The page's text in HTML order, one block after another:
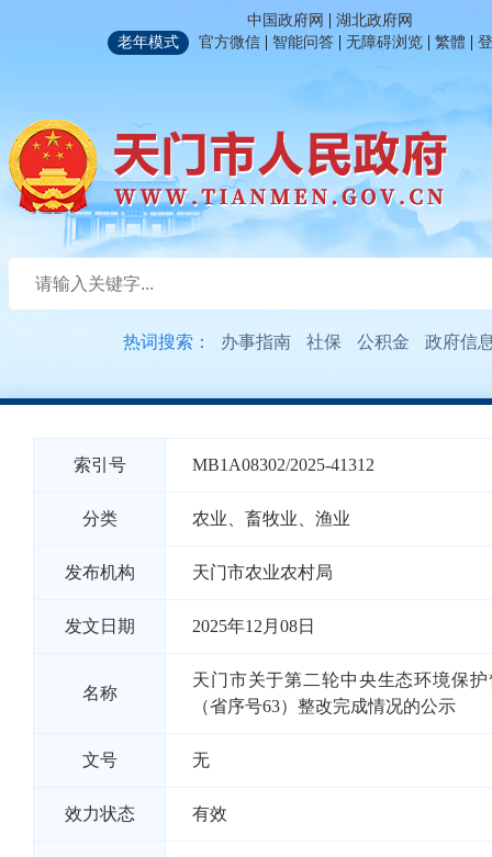
中国政府网 | 湖北政府网
老年模式
官方微信 | 智能问答 | 无障碍浏览 | 繁體 |
热词搜索： 办事指南 社保 公积金 政府信
索引号 MB1A08302/2025-41312
分类 农业、畜牧业、渔业
发布机构 天门市农业农村局
发文日期 2025年12月08日
名称
天门市关于第二轮中央生态环境保
（省序号63）整改完成情况的公示
文号 无
效力状态 有效